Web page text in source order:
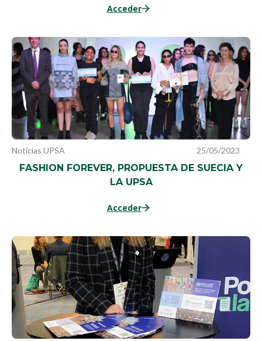
Acceder
Noticias UPSA 25/05/2023
FASHION FOREVER, PROPUESTA DE SUECIA Y
LA UPSA
Acceder